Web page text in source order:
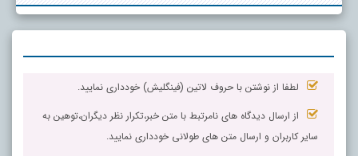
لطفا از نوشتن با حروف لاتین (فینگلیش) خودداری نمایید.
از ارسال دیدگاه های نامرتبط با متن خبر،تکرار نظر دیگران،توهین به
سایر کاربران و ارسال متن های طولانی خودداری نمایید.